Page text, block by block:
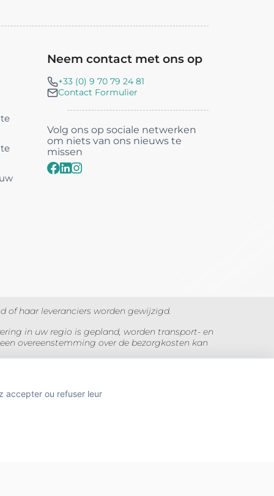
Neem contact met ons op
+33 (0) 9 70 79 24 81
Contact Formulier
Volg ons op sociale netwerken
om niets van ons nieuws te
missen
haar leveranciers worden gewijzigd.
in uw regio is gepland, worden transport- en
overeenstemming over de bezorgkosten kan
accepter ou refuser leur